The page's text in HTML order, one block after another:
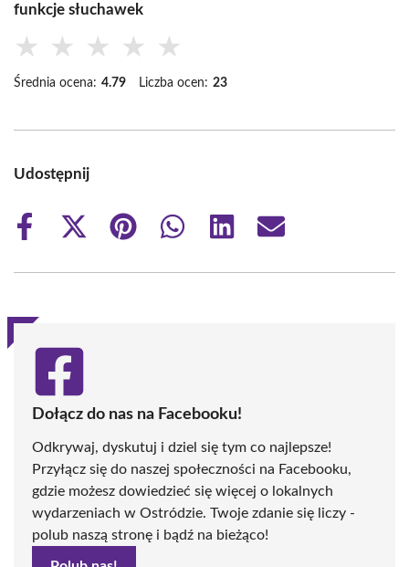
funkcje słuchawek
★ ★ ★ ★ ★
Średnia ocena: 4.79 Liczba ocen: 23
Udostępnij
Share
Share
(Twitter)
Share
Share
Share
Share
Dołącz do nas na Facebooku!
Odkrywaj, dyskutuj i dziel się tym co najlepsze!
Przyłącz się do naszej społeczności na Facebooku,
gdzie możesz dowiedzieć się więcej o lokalnych
wydarzeniach w Ostródzie. Twoje zdanie się liczy -
polub naszą stronę i bądź na bieżąco!